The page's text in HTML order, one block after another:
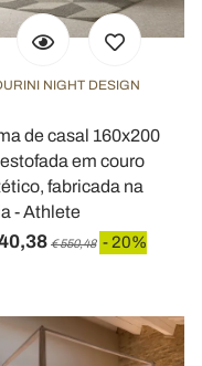
NIGHT DESIGN
de casal 160x200
em couro
fabricada na
- Athlete
€ 550,48 - 20%